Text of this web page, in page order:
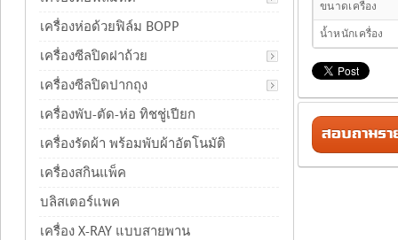
ขนาดเครื่อง
น้ำหนักเครื่อง
สอบถามรา
เครื่องห่อด้วยฟิล์ม BOPP
เครื่องซีลปิดฝาถ้วย
เครื่องซีลปิดปากถุง
เครื่องพับ-ตัด-ห่อ ทิชชู่เปียก
เครื่องรัดผ้า พร้อมพับผ้าอัตโนมัติ
เครื่องสกินแพ็ค
บลิสเตอร์แพค
เครื่อง X-RAY แบบสายพาน